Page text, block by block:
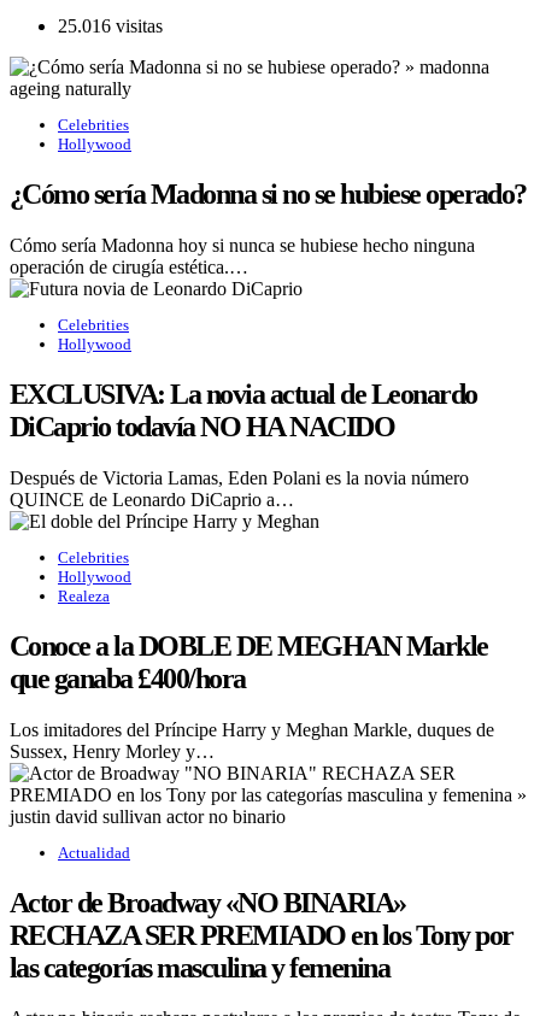
25.016 visitas
Celebrities
Hollywood
¿Cómo sería Madonna si no se hubiese operado?
Cómo sería Madonna hoy si nunca se hubiese hecho ninguna
operación de cirugía estética.…
Celebrities
Hollywood
EXCLUSIVA: La novia actual de Leonardo
DiCaprio todavía NO HA NACIDO
Después de Victoria Lamas, Eden Polani es la novia número
QUINCE de Leonardo DiCaprio a…
Celebrities
Hollywood
Realeza
Conoce a la DOBLE DE MEGHAN Markle
que ganaba £400/hora
Los imitadores del Príncipe Harry y Meghan Markle, duques de
Sussex, Henry Morley y…
Actualidad
Actor de Broadway «NO BINARIA»
RECHAZA SER PREMIADO en los Tony por
las categorías masculina y femenina